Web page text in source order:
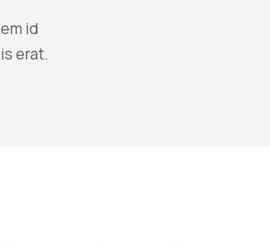
id
erat.